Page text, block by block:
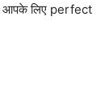
आपके लिए perfect